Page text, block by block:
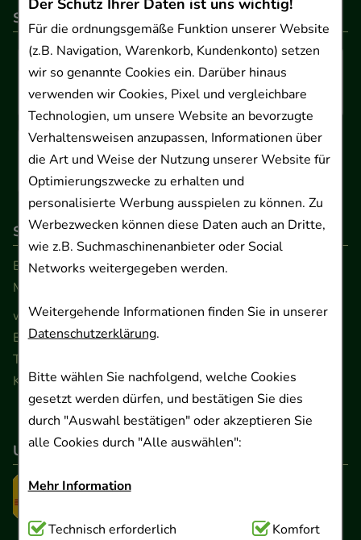
Der Schutz Ihrer Daten ist uns wichtig!
Für die ordnungsgemäße Funktion unserer Website
(z.B. Navigation, Warenkorb, Kundenkonto) setzen
wir so genannte Cookies ein. Darüber hinaus
verwenden wir Cookies, Pixel und vergleichbare
Technologien, um unsere Website an bevorzugte
Verhaltensweisen anzupassen, Informationen über
die Art und Weise der Nutzung unserer Website für
Optimierungszwecke zu erhalten und
personalisierte Werbung ausspielen zu können. Zu
Werbezwecken können diese Daten auch an Dritte,
wie z.B. Suchmaschinenanbieter oder Social
Networks weitergegeben werden.
Weitergehende Informationen finden Sie in unserer
Datenschutzerklärung.
Bitte wählen Sie nachfolgend, welche Cookies
gesetzt werden dürfen, und bestätigen Sie dies
durch "Auswahl bestätigen" oder akzeptieren Sie
alle Cookies durch "Alle auswählen":
Mehr Information
Technisch Notwendig:Hierbei handelt es sich um
Technisch erforderlich
Komfort
So können Sie bezahlen
So erreichen Sie uns
Beratung und Kundenservice:
Montag - Freitag von 9.00 bis 17.00 Uhr
www.ApoSalis.de· E-Mail:info@ApoSalis.de
Ernst-August-Platz 2 · 30159 Hannover
Telefon 0511 89 71 80 0 · Fax 0511 89 71 80 11
Kontaktformular
Unser Versanddienstleister